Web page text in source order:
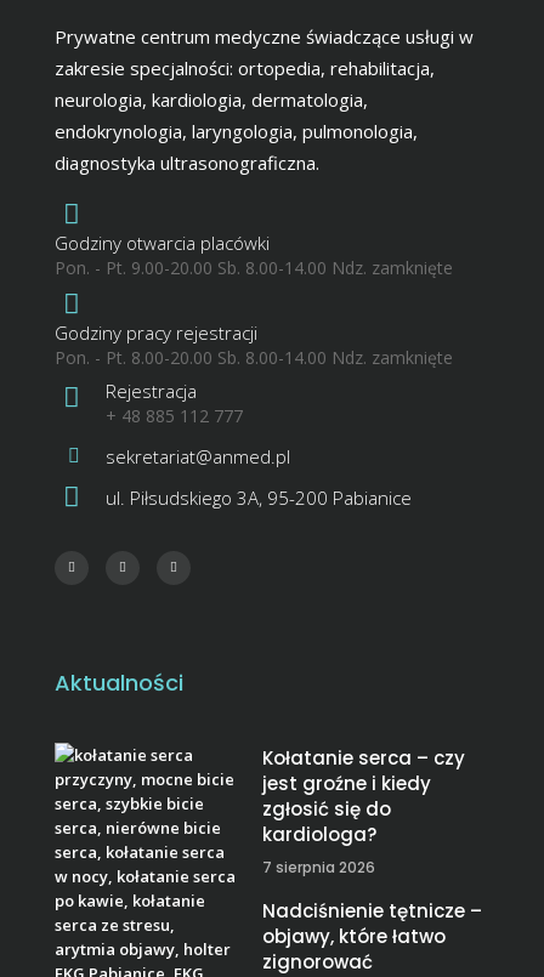
Prywatne centrum medyczne świadczące usługi w
zakresie specjalności: ortopedia, rehabilitacja,
neurologia, kardiologia, dermatologia,
endokrynologia, laryngologia, pulmonologia,
diagnostyka ultrasonograficzna.
Godziny otwarcia placówki
Pon. - Pt. 9.00-20.00 Sb. 8.00-14.00 Ndz. zamknięte
Godziny pracy rejestracji
Pon. - Pt. 8.00-20.00 Sb. 8.00-14.00 Ndz. zamknięte
Rejestracja
+ 48 885 112 777
sekretariat@anmed.pl
ul. Piłsudskiego 3A, 95-200 Pabianice
Aktualności
Kołatanie serca – czy
jest groźne i kiedy
zgłosić się do
kardiologa?
7 sierpnia 2026
Nadciśnienie tętnicze –
objawy, które łatwo
zignorować